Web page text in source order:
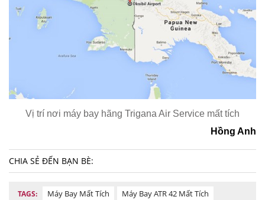
Vị trí nơi máy bay hãng Trigana Air Service mất tích
Hồng Anh
CHIA SẺ ĐẾN BẠN BÈ:
TAGS: Máy Bay Mất Tích
Máy Bay ATR 42 Mất Tích